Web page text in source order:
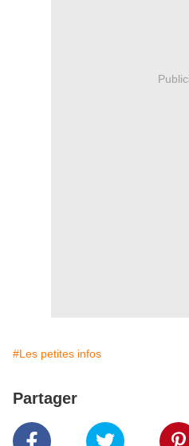
#Les petites infos
Partager